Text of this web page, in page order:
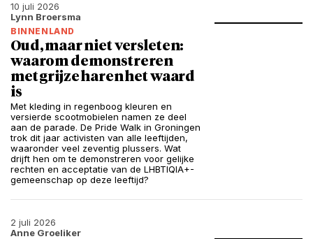
10 juli 2026
Lynn Broersma
BINNENLAND
Oud, maar niet versleten:
waarom demonstreren
met grijze haren het waard
is
Met kleding in regenboog kleuren en
versierde scootmobielen namen ze deel
aan de parade. De Pride Walk in Groningen
trok dit jaar activisten van alle leeftijden,
waaronder veel zeventig plussers. Wat
drijft hen om te demonstreren voor gelijke
rechten en acceptatie van de LHBTIQIA+-
gemeenschap op deze leeftijd?
2 juli 2026
Anne Groeliker